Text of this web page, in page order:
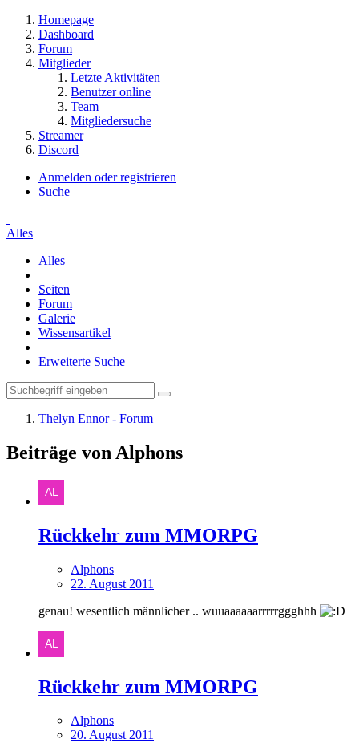
Homepage
Dashboard
Forum
Mitglieder
Letzte Aktivitäten
Benutzer online
Team
Mitgliedersuche
Streamer
Discord
Anmelden oder registrieren
Suche
Alles
Alles
Seiten
Forum
Galerie
Wissensartikel
Erweiterte Suche
Thelyn Ennor - Forum
Beiträge von Alphons
Rückkehr zum MMORPG
Alphons
22. August 2011
genau! wesentlich männlicher .. wuuaaaaaarrrrrggghhh
Rückkehr zum MMORPG
Alphons
20. August 2011